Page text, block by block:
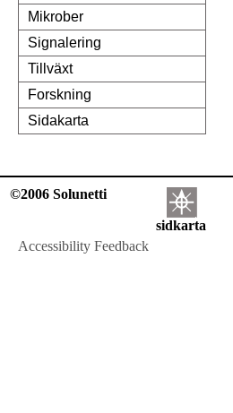
Mikrober
Signalering
Tillväxt
Forskning
Sidakarta
©2006 Solunetti
sidkarta
Accessibility Feedback